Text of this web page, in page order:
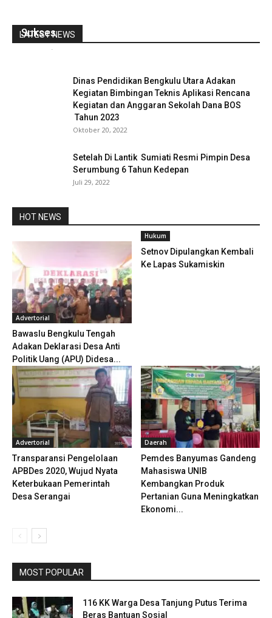
LATEST NEWS
Sukses
-
Dinas Pendidikan Bengkulu Utara Adakan
Kegiatan Bimbingan Teknis Aplikasi Rencana
Kegiatan dan Anggaran Sekolah Dana BOS
Tahun 2023
Oktober 20, 2022
Setelah Di Lantik Sumiati Resmi Pimpin Desa
Serumbung 6 Tahun Kedepan
Juli 29, 2022
HOT NEWS
Advertorial
Bawaslu Bengkulu Tengah
Adakan Deklarasi Desa Anti
Politik Uang (APU) Didesa...
Hukum
Setnov Dipulangkan Kembali
Ke Lapas Sukamiskin
Advertorial
Transparansi Pengelolaan
APBDes 2020, Wujud Nyata
Keterbukaan Pemerintah
Desa Serangai
Daerah
Pemdes Banyumas Gandeng
Mahasiswa UNIB
Kembangkan Produk
Pertanian Guna Meningkatkan
Ekonomi...
MOST POPULAR
116 KK Warga Desa Tanjung Putus Terima
Beras Bantuan Sosial